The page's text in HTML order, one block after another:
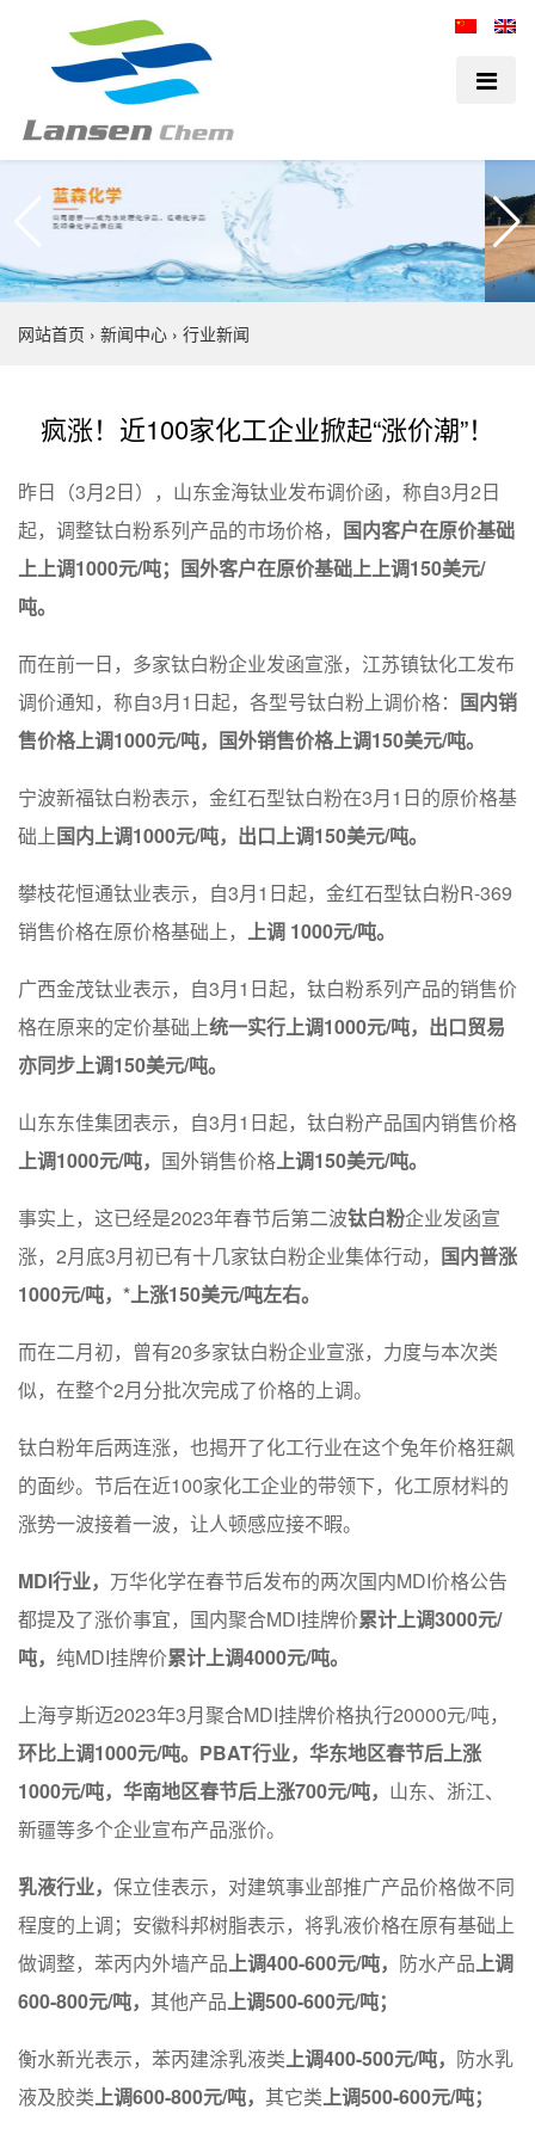
网站首页 › 新闻中心 › 行业新闻
疯涨！近100家化工企业掀起“涨价潮”！
昨日（3月2日），山东金海钛业发布调价函，称自3月2日
起，调整钛白粉系列产品的市场价格， 国内客户在原价基础
上上调1000元/吨；国外客户在原价基础上上调150美元/
吨。
而在前一日，多家钛白粉企业发函宣涨，江苏镇钛化工发布
调价通知，称自3月1日起，各型号钛白粉上调价格： 国内销
售价格上调1000元/吨，国外销售价格上调150美元/吨。
宁波新福钛白粉表示，金红石型钛白粉在3月1日的原价格基
础上国内上调1000元/吨，出口上调150美元/吨。
攀枝花恒通钛业表示，自3月1日起，金红石型钛白粉R-369
销售价格在原价格基础上， 上调 1000元/吨。
广西金茂钛业表示，自3月1日起，钛白粉系列产品的销售价
格在原来的定价基础上统一实行上调1000元/吨，出口贸易
亦同步上调150美元/吨。
山东东佳集团表示，自3月1日起，钛白粉产品国内销售价格
上调1000元/吨， 国外销售价格上调150美元/吨。
事实上，这已经是2023年春节后第二波钛白粉企业发函宣
涨，2月底3月初已有十几家钛白粉企业集体行动， 国内普涨
1000元/吨，*上涨150美元/吨左右。
而在二月初，曾有20多家钛白粉企业宣涨，力度与本次类
似，在整个2月分批次完成了价格的上调。
钛白粉年后两连涨，也揭开了化工行业在这个兔年价格狂飙
的面纱。节后在近100家化工企业的带领下，化工原材料的
涨势一波接着一波，让人顿感应接不暇。
MDI行业， 万华化学在春节后发布的两次国内MDI价格公告
都提及了涨价事宜，国内聚合MDI挂牌价累计上调3000元/
吨， 纯MDI挂牌价累计上调4000元/吨。
上海亨斯迈2023年3月聚合MDI挂牌价格执行20000元/吨，
环比上调1000元/吨。PBAT行业，华东地区春节后上涨
1000元/吨，华南地区春节后上涨700元/吨， 山东、浙江、
新疆等多个企业宣布产品涨价。
乳液行业， 保立佳表示，对建筑事业部推广产品价格做不同
程度的上调；安徽科邦树脂表示，将乳液价格在原有基础上
做调整，苯丙内外墙产品上调400-600元/吨， 防水产品上调
600-800元/吨， 其他产品上调500-600元/吨；
衡水新光表示，苯丙建涂乳液类上调400-500元/吨， 防水乳
液及胶类上调600-800元/吨， 其它类上调500-600元/吨；